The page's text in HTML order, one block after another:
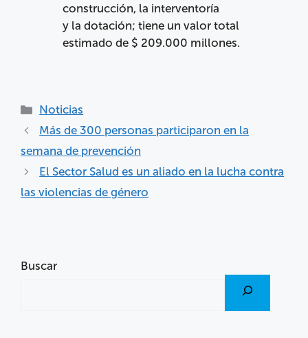
construcción, la interventoría
y la dotación; tiene un valor total
estimado de $ 209.000 millones.
Noticias
Más de 300 personas participaron en la
semana de prevención
El Sector Salud es un aliado en la lucha contra
las violencias de género
Buscar